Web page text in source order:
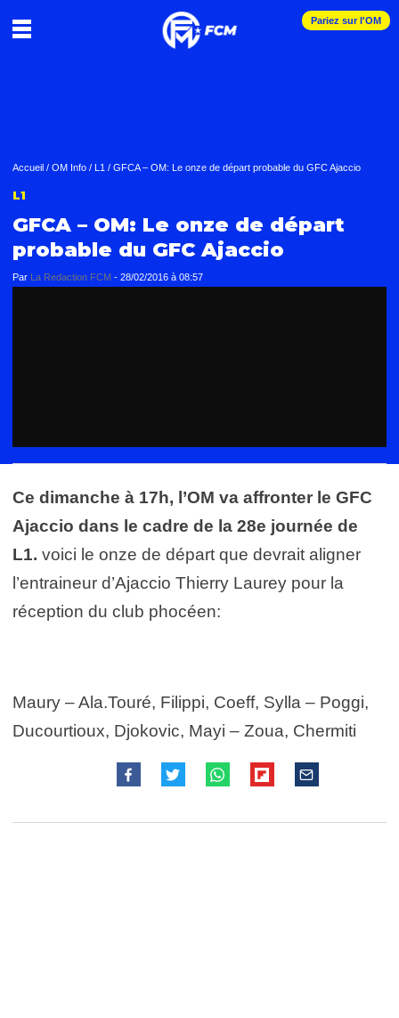
Pariez sur l'OM
Accueil / OM Info / L1 / GFCA – OM: Le onze de départ probable du GFC Ajaccio
L1
GFCA – OM: Le onze de départ
probable du GFC Ajaccio
Par La Redaction FCM - 28/02/2016 à 08:57
Ce dimanche à 17h, l’OM va affronter le GFC
Ajaccio dans le cadre de la 28e journée de
L1. voici le onze de départ que devrait aligner
l’entraineur d’Ajaccio Thierry Laurey pour la
réception du club phocéen:
Maury – Ala.Touré, Filippi, Coeff, Sylla – Poggi,
Ducourtioux, Djokovic, Mayi – Zoua, Chermiti